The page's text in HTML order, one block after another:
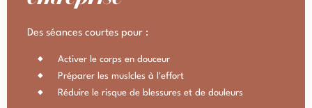
Des séances courtes pour :
Activer le corps en douceur
Préparer les muslcles à l'effort
Réduire le risque de blessures et de douleurs